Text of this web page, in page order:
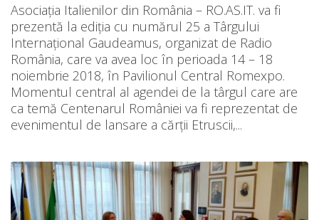
Asociația Italienilor din România – RO.AS.IT. va fi
prezentă la ediţia cu numărul 25 a Târgului
Internaţional Gaudeamus, organizat de Radio
România, care va avea loc în perioada 14 – 18
noiembrie 2018, în Pavilionul Central Romexpo.
Momentul central al agendei de la târgul care are
ca temă Centenarul României va fi reprezentat de
evenimentul de lansare a cărții Etruscii,...